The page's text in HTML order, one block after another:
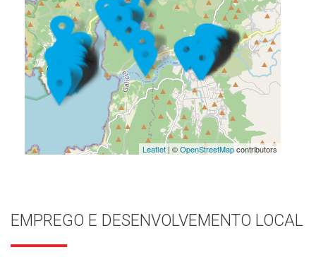
Leaflet| ©OpenStreetMapcontributors
EMPREGO E DESENVOLVEMENTO LOCAL